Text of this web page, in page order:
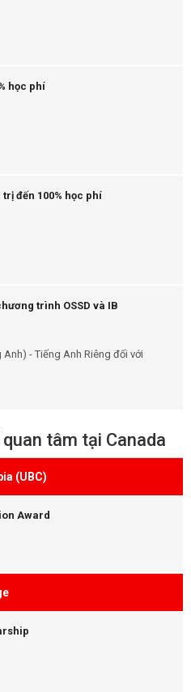
học phí
đến 100% học phí
trình OSSD và IB
Anh) - Tiếng Anh Riêng đối với
tâm tại Canada
(UBC)
Award